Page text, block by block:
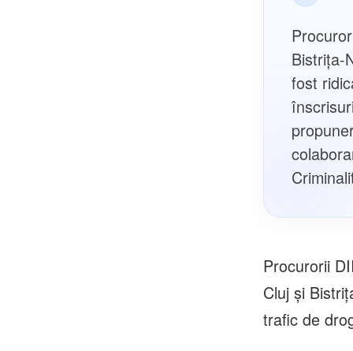
Bistrița-
fost
Procurorii
Cluj și
trafic de